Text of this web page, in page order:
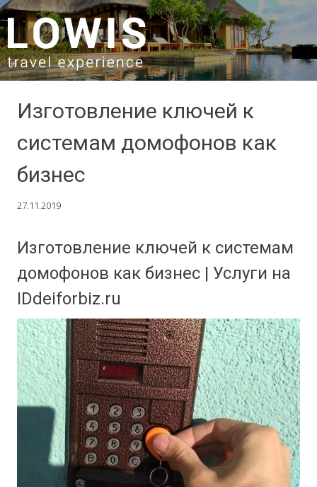
SKIP TO CONTENT
Изготовление ключей к
системам домофонов как
бизнес
27.11.2019
Изготовление ключей к системам
домофонов как бизнес | Услуги на
IDdeiforbiz.ru